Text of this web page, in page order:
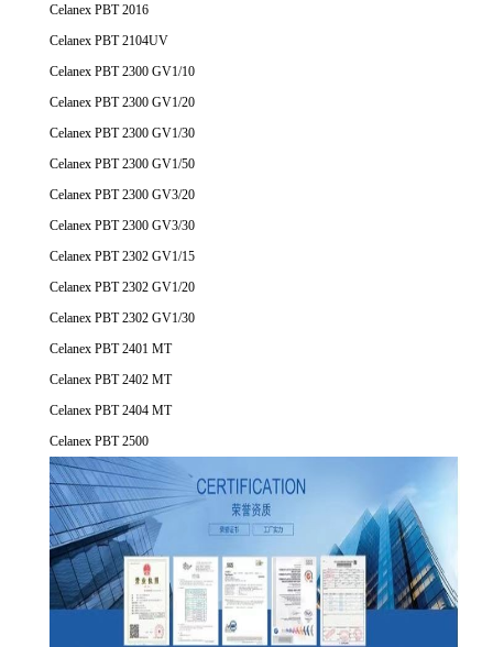
Celanex PBT 2016
Celanex PBT 2104UV
Celanex PBT 2300 GV1/10
Celanex PBT 2300 GV1/20
Celanex PBT 2300 GV1/30
Celanex PBT 2300 GV1/50
Celanex PBT 2300 GV3/20
Celanex PBT 2300 GV3/30
Celanex PBT 2302 GV1/15
Celanex PBT 2302 GV1/20
Celanex PBT 2302 GV1/30
Celanex PBT 2401 MT
Celanex PBT 2402 MT
Celanex PBT 2404 MT
Celanex PBT 2500